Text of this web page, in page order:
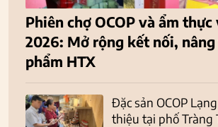
Phiên chợ OCOP và ẩm
2026: Mở rộng kết nối,
phẩm HTX
Đặc sản OCOP
thiệu tại phố Tràng